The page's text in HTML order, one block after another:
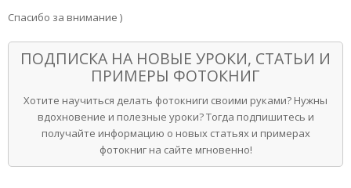
Спасибо за внимание )
ПОДПИСКА НА НОВЫЕ УРОКИ, СТАТЬИ И
ПРИМЕРЫ ФОТОКНИГ
Хотите научиться делать фотокниги своими руками? Нужны
вдохновение и полезные уроки? Тогда подпишитесь и
получайте информацию о новых статьях и примерах
фотокниг на сайте мгновенно!